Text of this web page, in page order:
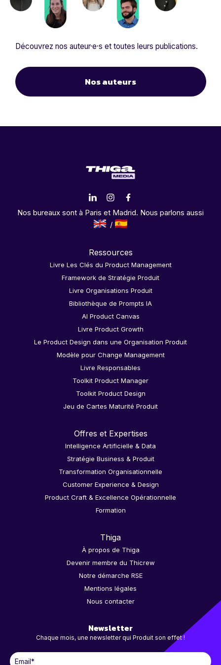
Découvrez nos auteur·e·s et toutes leurs publications.
Nos auteurs
Nos bureaux sont à Paris et Madrid. Nous parlons aussi
Ressources
Livre Les Clés du Product Management
Framework de Stratégie Produit
Livre Organisations Produit
Bibliothèque de Prompts IA
AI Product Canvas
Livre Product Growth
Le Product Design dans une Organisation Produit
Modèle pour Change Management
Livre Responsables
Toolkit Product Manager
Toolkit Product Design
Jeu de Cartes Maturité Produit
Offres et Expertises
Intelligence Artificielle & Data
Stratégie Business & Produit
Transformation Organisationnelle
Customer Experience & Design
Product Craft & Excellence Opérationnelle
Formation
Thiga
À propos de Thiga
Devenir membre du Thicrew
Notre démarche RSE
Mentions légales
Nous contacter
Newsletter
Chaque mois, une newsletter qui Produit son effet !